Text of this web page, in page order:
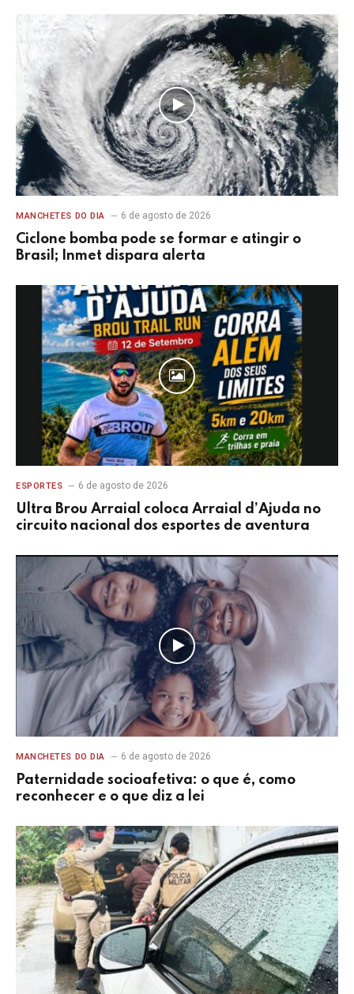
MANCHETES DO DIA 6 de agosto de 2026
Ciclone bomba pode se formar e atingir o
Brasil; Inmet dispara alerta
ESPORTES 6 de agosto de 2026
Ultra Brou Arraial coloca Arraial d’Ajuda no
circuito nacional dos esportes de aventura
MANCHETES DO DIA 6 de agosto de 2026
Paternidade socioafetiva: o que é, como
reconhecer e o que diz a lei